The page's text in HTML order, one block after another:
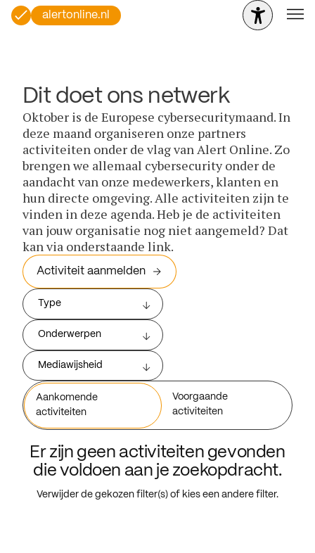
alertonline.nl
Dit doet ons netwerk
Oktober is de Europese cybersecuritymaand. In
deze maand organiseren onze partners
activiteiten onder de vlag van Alert Online. Zo
brengen we allemaal cybersecurity onder de
aandacht van onze medewerkers, klanten en
hun directe omgeving. Alle activiteiten zijn te
vinden in deze agenda. Heb je de activiteiten
van jouw organisatie nog niet aangemeld? Dat
kan via onderstaande link.
Activiteit aanmelden
Type
Onderwerpen
Mediawijsheid
Aankomende
activiteiten
Voorgaande
activiteiten
Er zijn geen activiteiten gevonden
die voldoen aan je zoekopdracht.
Verwijder de gekozen filter(s) of kies een andere filter.